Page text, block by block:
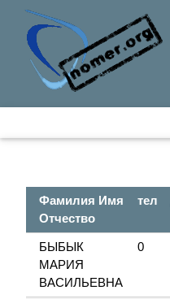
Фамилия Имя
Отчество
тел
БЫБЫК
МАРИЯ
ВАСИЛЬЕВНА
0